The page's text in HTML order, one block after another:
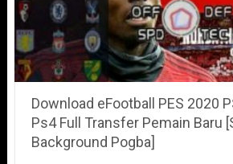
Download eFootball PES 2020
Ps4 Full Transfer Pemain Baru
Background Pogba]